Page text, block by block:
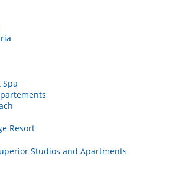
Resort
Studios and Apartments